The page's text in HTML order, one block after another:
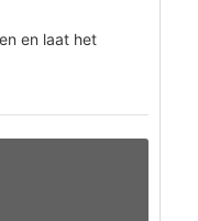
en laat het